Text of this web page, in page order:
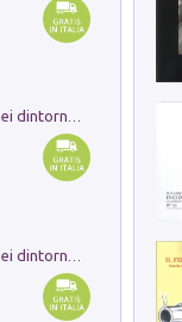
Ruderi delle ville Romano Sabine nei dintorni di Poggio Mirteto. Illustrati dal dott.re prof.re cav.re Ercole Nardi regio ispettore degli scavi e monumenti. Anno 1885. Tavole e studio. Con 25 tavole fuori testo in cartella editoriale